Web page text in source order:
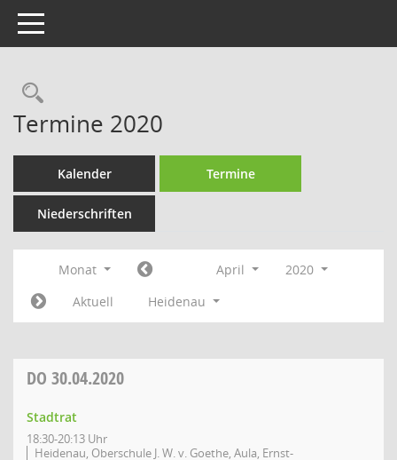
Toggle navigation
Rechercheauswahl
Termine 2020
Kalender Termine
Niederschriften
Monat April
2020
Aktuell
Heidenau
DO 30.04.2020
Stadtrat
18:30-20:13 Uhr
Heidenau, Oberschule J. W. v. Goethe, Aula, Ernst-